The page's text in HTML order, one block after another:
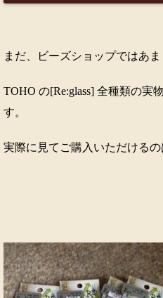
まだ、ビーズショップではあ
TOHO の[Re:glass] 全種類の実
す。
実際に見てご購入いただける